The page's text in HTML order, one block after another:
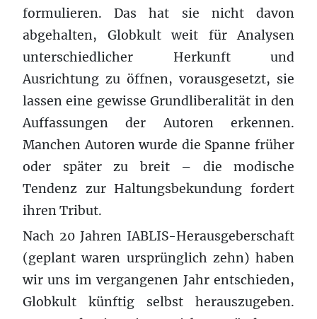
formulieren. Das hat sie nicht davon
abgehalten, Globkult weit für Analysen
unterschiedlicher Herkunft und
Ausrichtung zu öffnen, vorausgesetzt, sie
lassen eine gewisse Grundliberalität in den
Auffassungen der Autoren erkennen.
Manchen Autoren wurde die Spanne früher
oder später zu breit – die modische
Tendenz zur Haltungsbekundung fordert
ihren Tribut.
Nach 20 Jahren IABLIS-Herausgeberschaft
(geplant waren ursprünglich zehn) haben
wir uns im vergangenen Jahr entschieden,
Globkult künftig selbst herauszugeben.